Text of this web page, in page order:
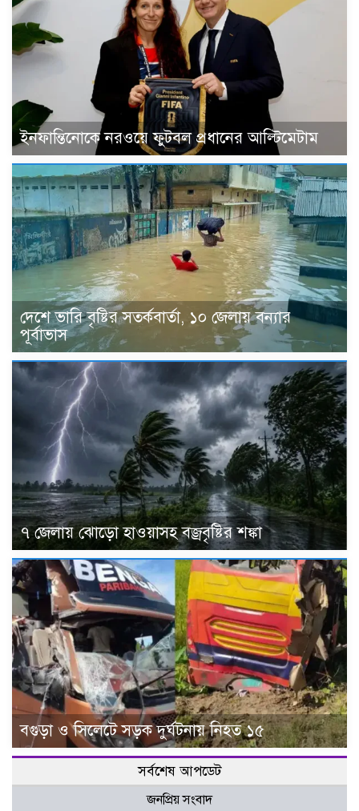
ইনফান্তিনোকে নরওয়ে ফুটবল প্রধানের আল্টিমেটাম
দেশে ভারি বৃষ্টির সতর্কবার্তা, ১০ জেলায় বন্যার
পূর্বাভাস
৭ জেলায় ঝোড়ো হাওয়াসহ বজ্রবৃষ্টির শঙ্কা
বগুড়া ও সিলেটে সড়ক দুর্ঘটনায় নিহত ১৫
সর্বশেষ আপডেট
জনপ্রিয় সংবাদ